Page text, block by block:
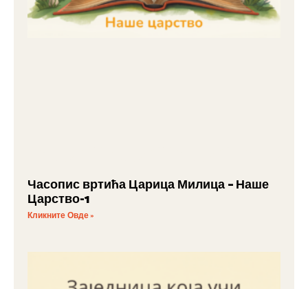
Часопис вртића Царица Милица – Наше
Царство-1
Кликните Овде »